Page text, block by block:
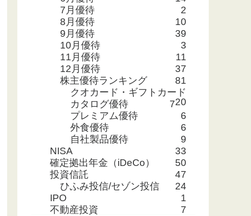
7月優待
2
8月優待
10
9月優待
39
10月優待
3
11月優待
11
12月優待
37
株主優待ランキング
81
クオカード・ギフトカード
20
カタログ優待
7
プレミアム優待
6
外食優待
6
自社製品優待
9
NISA
33
確定拠出年金（iDeCo）
50
投資信託
47
ひふみ投信/セゾン投信
24
IPO
1
不動産投資
7